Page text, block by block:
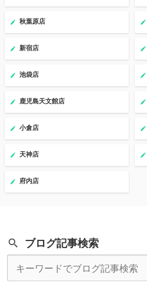
秋葉原店
新宿店
池袋店
鹿児島天文館店
小倉店
天神店
府内店
ブログ記事検索